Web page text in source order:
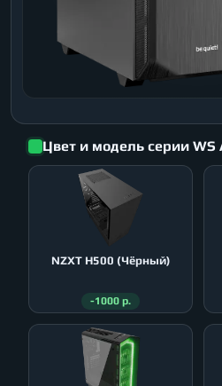
Цвет и модель серии WS
NZXT H500 (Чёрный)
-1000 р.